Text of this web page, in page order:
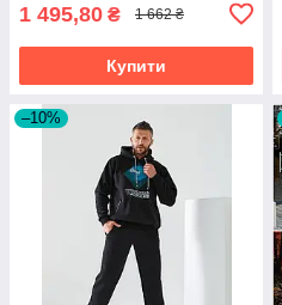
1 495,80 ₴ 1 662 ₴
Купити
–10%